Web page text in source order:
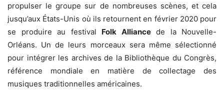
propulser le groupe sur de nombreuses scènes, et cela
jusqu’aux États-Unis où ils retournent en février 2020 pour
se produire au festival Folk Alliancede la Nouvelle-
Orléans. Un de leurs morceaux sera même sélectionné
pour intégrer les archives de la Bibliothèque du Congrès,
référence mondiale en matière de collectage des
musiques traditionnelles américaines.